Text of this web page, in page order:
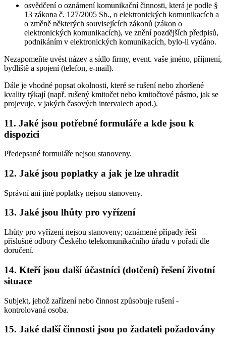
osvědčení o oznámení komunikační činnosti, která je podle §
13 zákona č. 127/2005 Sb., o elektronických komunikacích a
o změně některých souvisejících zákonů (zákon o
elektronických komunikacích), ve znění pozdějších předpisů,
podnikáním v elektronických komunikacích, bylo-li vydáno.
Nezapomeňte uvést název a sídlo firmy, event. vaše jméno, příjmení,
bydliště a spojení (telefon, e-mail).
Dále je vhodné popsat okolnosti, které se rušení nebo zhoršené
kvality týkají (např. rušený kmitočet nebo kmitočtové pásmo, jak se
projevuje, v jakých časových intervalech apod.).
11. Jaké jsou potřebné formuláře a kde jsou k
dispozici
Předepsané formuláře nejsou stanoveny.
12. Jaké jsou poplatky a jak je lze uhradit
Správní ani jiné poplatky nejsou stanoveny.
13. Jaké jsou lhůty pro vyřízení
Lhůty pro vyřízení nejsou stanoveny; oznámené případy řeší
příslušné odbory Českého telekomunikačního úřadu v pořadí dle
doručení.
14. Kteří jsou další účastníci (dotčení) řešení životní
situace
Subjekt, jehož zařízení nebo činnost způsobuje rušení -
kontrolovaná osoba.
15. Jaké další činnosti jsou po žadateli požadovány